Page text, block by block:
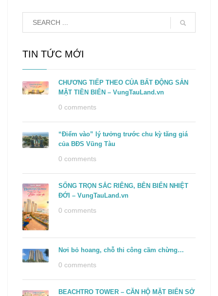
TIN TỨC MỚI
CHƯƠNG TIẾP THEO CỦA BẤT ĐỘNG SẢN
MẶT TIỀN BIỂN – VungTauLand.vn
0 comments
“Điểm vào” lý tưởng trước chu kỳ tăng giá
của BĐS Vũng Tàu
0 comments
SỐNG TRỌN SẮC RIÊNG, BÊN BIỂN NHIỆT
ĐỚI – VungTauLand.vn
0 comments
Nơi bỏ hoang, chỗ thi công cầm chừng…
0 comments
BEACHTRO TOWER – CĂN HỘ MẶT BIỂN SỞ